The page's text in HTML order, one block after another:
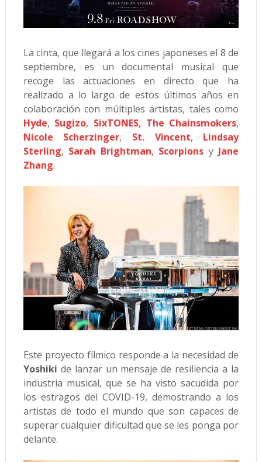
La cinta, que llegará a los cines japoneses el 8 de
septiembre, es un documental musical que
recoge las actuaciones en directo que ha
realizado a lo largo de estos últimos años en
colaboración con múltiples artistas, tales como
Hyde, Sugizo, SixTONES, The Chainsmokers,
Nicole Scherzinger, St. Vincent, Lindsay
Sterling, Sarah Brightman, Scorpions y Jane
Zhang.
Este proyecto fílmico responde a la necesidad de
Yoshiki de lanzar un mensaje de resiliencia a la
industria musical, que se ha visto sacudida por
los estragos del COVID-19, demostrando a los
artistas de todo el mundo que son capaces de
superar cualquier dificultad que se les ponga por
delante.